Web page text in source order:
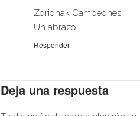
Zorionak Campeones.
Un abrazo
Responder
Deja una respuesta